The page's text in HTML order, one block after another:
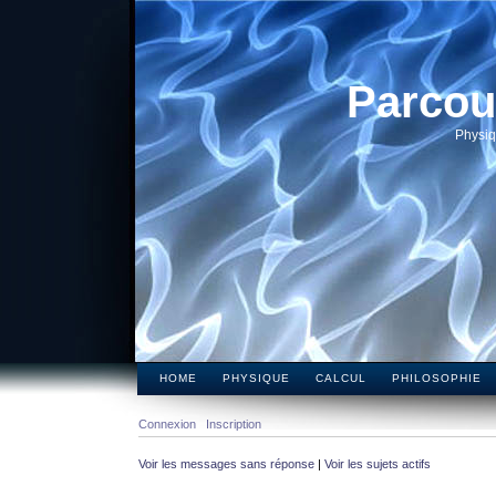
HOME PHYSIQUE CALCUL PHILOSOPHIE
Connexion Inscription
Voir les messages sans réponse | Voir les sujets actifs